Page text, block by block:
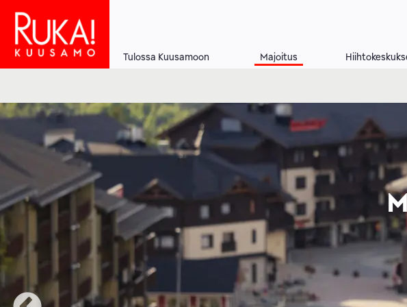
Hyppää
pääsisältöön
navigation
Tulossa Kuusamoon Majoitus